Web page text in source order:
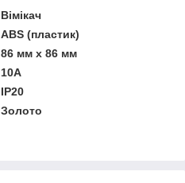
Вімікач
ABS (пластик)
86 мм x 86 мм
10A
IP20
Золото